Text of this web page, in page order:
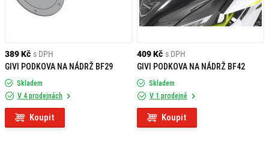
389 Kč s DPH
GIVI PODKOVA NA NÁDRŽ BF29
Skladem
V 4 prodejnách
Koupit
409 Kč s DPH
GIVI PODKOVA NA NÁDRŽ BF42
Skladem
V 1 prodejně
Koupit